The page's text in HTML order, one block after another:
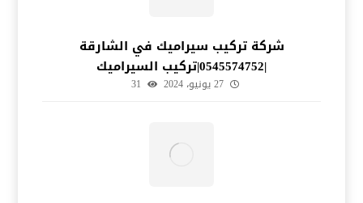
شركة تركيب سيراميك في الشارقة
|0545574752|تركيب السيراميك
27 يونيو، 2024 31